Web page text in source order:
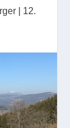
12.